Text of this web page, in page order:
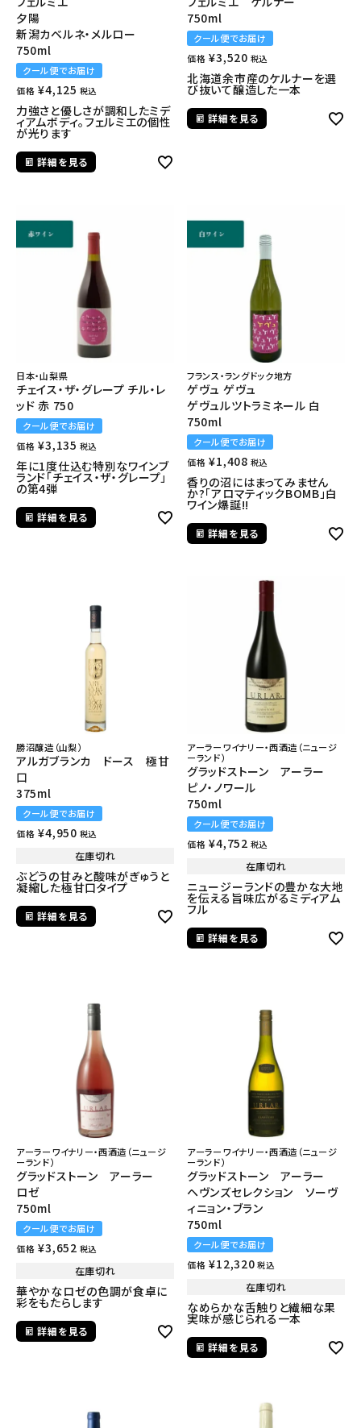
夕陽
新潟カベルネ・メルロー
750ml
クール便でお届け
価格 ¥4,125 税込
力強さと優しさが調和したミデ
ィアムボディ。フェルミエの個性
が光ります
詳細を見る
750ml
クール便でお届け
価格 ¥3,520 税込
北海道余市産のケルナーを選
び抜いて醸造した一本
詳細を見る
日本・山梨県
チェイス・ザ・グレープ チル・レ
ッド 赤 750
クール便でお届け
価格 ¥3,135 税込
年に1度仕込む特別なワインブ
ランド「チェイス・ザ・グレープ」
の第4弾
詳細を見る
フランス・ラングドック地方
ゲヴュ ゲヴュ
ゲヴュルツトラミネール 白
750ml
クール便でお届け
価格 ¥1,408 税込
香りの沼にはまってみません
か?「アロマティックBOMB」白
ワイン爆誕!!
詳細を見る
勝沼醸造（山梨）
アルガブランカ ドース 極甘
口
375ml
クール便でお届け
価格 ¥4,950 税込
在庫切れ
ぶどうの甘みと酸味がぎゅうと
凝縮した極甘口タイプ
詳細を見る
アーラーワイナリー・西酒造（ニュージ
ーランド）
グラッドストーン アーラー
ピノ・ノワール
750ml
クール便でお届け
価格 ¥4,752 税込
在庫切れ
ニュージーランドの豊かな大地
を伝える旨味広がるミディアム
フル
詳細を見る
アーラーワイナリー・西酒造（ニュージ
ーランド）
グラッドストーン アーラー
ロゼ
750ml
クール便でお届け
価格 ¥3,652 税込
在庫切れ
華やかなロゼの色調が食卓に
彩をもたらします
詳細を見る
アーラーワイナリー・西酒造（ニュージ
ーランド）
グラッドストーン アーラー
ヘヴンズセレクション ソーヴ
ィニョン・ブラン
750ml
クール便でお届け
価格 ¥12,320 税込
在庫切れ
なめらかな舌触りと繊細な果
実味が感じられる一本
詳細を見る